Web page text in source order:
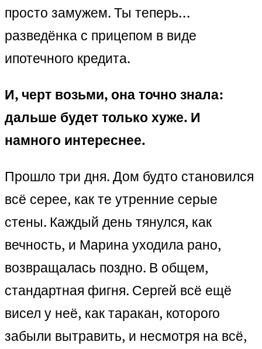
просто замужем. Ты теперь…
разведёнка с прицепом в виде
ипотечного кредита.
И, черт возьми, она точно знала:
дальше будет только хуже. И
намного интереснее.
Прошло три дня. Дом будто становился
всё серее, как те утренние серые
стены. Каждый день тянулся, как
вечность, и Марина уходила рано,
возвращалась поздно. В общем,
стандартная фигня. Сергей всё ещё
висел у неё, как таракан, которого
забыли вытравить, и несмотря на всё,